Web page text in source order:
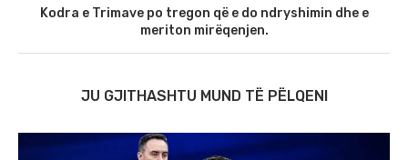
Kodra e Trimave po tregon që e do ndryshimin dhe e
meriton mirëqenjen.
JU GJITHASHTU MUND TË PËLQENI